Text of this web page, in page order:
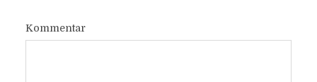
Kommentar